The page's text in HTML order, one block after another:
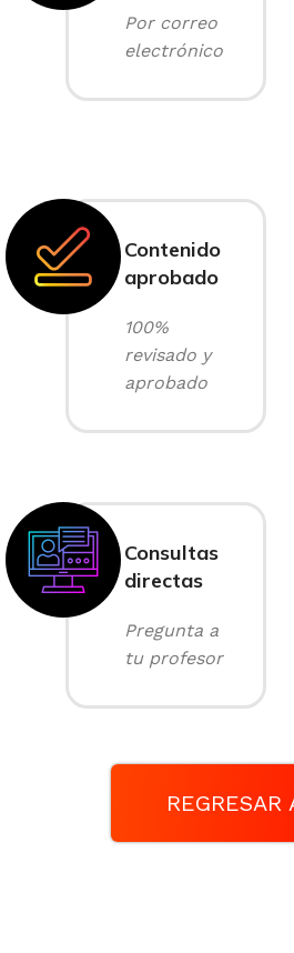
Por correo
electrónico
Contenido
aprobado
100%
revisado y
aprobado
Consultas
directas
Pregunta a
tu profesor